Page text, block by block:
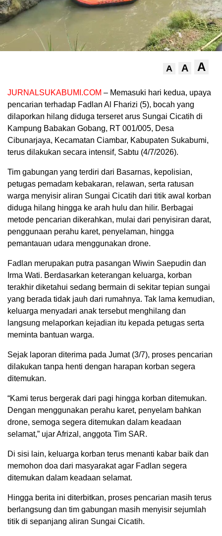
A A A
JURNALSUKABUMI.COM – Memasuki hari kedua, upaya
pencarian terhadap Fadlan Al Fharizi (5), bocah yang
dilaporkan hilang diduga terseret arus Sungai Cicatih di
Kampung Babakan Gobang, RT 001/005, Desa
Cibunarjaya, Kecamatan Ciambar, Kabupaten Sukabumi,
terus dilakukan secara intensif, Sabtu (4/7/2026).
Tim gabungan yang terdiri dari Basarnas, kepolisian,
petugas pemadam kebakaran, relawan, serta ratusan
warga menyisir aliran Sungai Cicatih dari titik awal korban
diduga hilang hingga ke arah hulu dan hilir. Berbagai
metode pencarian dikerahkan, mulai dari penyisiran darat,
penggunaan perahu karet, penyelaman, hingga
pemantauan udara menggunakan drone.
Fadlan merupakan putra pasangan Wiwin Saepudin dan
Irma Wati. Berdasarkan keterangan keluarga, korban
terakhir diketahui sedang bermain di sekitar tepian sungai
yang berada tidak jauh dari rumahnya. Tak lama kemudian,
keluarga menyadari anak tersebut menghilang dan
langsung melaporkan kejadian itu kepada petugas serta
meminta bantuan warga.
Sejak laporan diterima pada Jumat (3/7), proses pencarian
dilakukan tanpa henti dengan harapan korban segera
ditemukan.
“Kami terus bergerak dari pagi hingga korban ditemukan.
Dengan menggunakan perahu karet, penyelam bahkan
drone, semoga segera ditemukan dalam keadaan
selamat,” ujar Afrizal, anggota Tim SAR.
Di sisi lain, keluarga korban terus menanti kabar baik dan
memohon doa dari masyarakat agar Fadlan segera
ditemukan dalam keadaan selamat.
Hingga berita ini diterbitkan, proses pencarian masih terus
berlangsung dan tim gabungan masih menyisir sejumlah
titik di sepanjang aliran Sungai Cicatih.